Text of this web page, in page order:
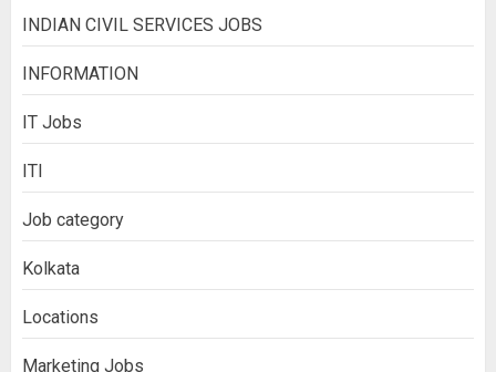
INDIAN CIVIL SERVICES JOBS
INFORMATION
IT Jobs
ITI
Job category
Kolkata
Locations
Marketing Jobs